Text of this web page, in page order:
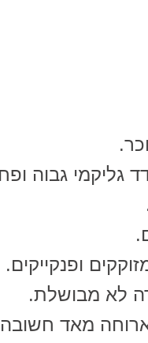
גליקמי גבוה
ופנקייקים.
לא מבושלת.
מאד